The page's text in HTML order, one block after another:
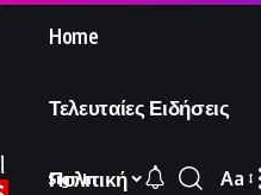
Home
Τελευταίες Ειδήσεις
Πολιτική
Sign In Aa